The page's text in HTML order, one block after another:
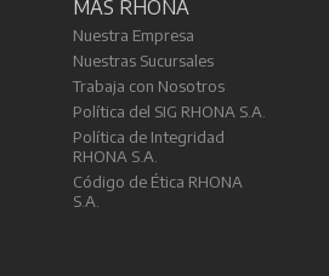
MÁS RHONA
Nuestra Empresa
Nuestras Sucursales
Trabaja con Nosotros
Política del SIG RHONA S.A.
Política de Integridad
RHONA S.A.
Código de Ética RHONA
S.A.